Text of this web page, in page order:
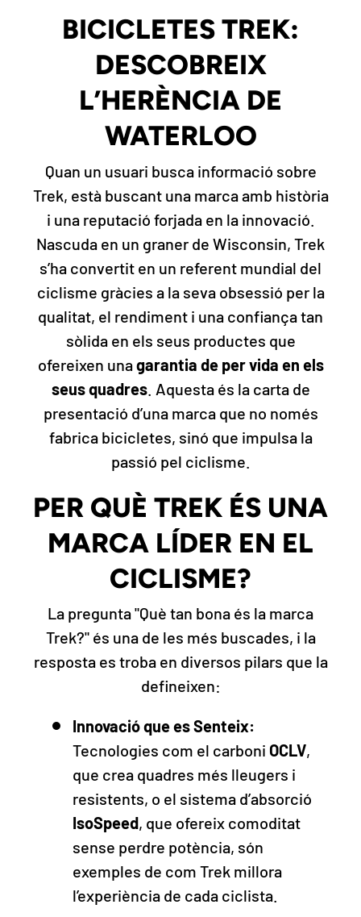
BICICLETES TREK:
DESCOBREIX
L’HERÈNCIA DE
WATERLOO
Quan un usuari busca informació sobre
Trek, està buscant una marca amb història
i una reputació forjada en la innovació.
Nascuda en un graner de Wisconsin, Trek
s’ha convertit en un referent mundial del
ciclisme gràcies a la seva obsessió per la
qualitat, el rendiment i una confiança tan
sòlida en els seus productes que
ofereixen unagarantia de per vida en els
seus quadres. Aquesta és la carta de
presentació d’una marca que no només
fabrica bicicletes, sinó que impulsa la
passió pel ciclisme.
PER QUÈ TREK ÉS UNA
MARCA LÍDER EN EL
CICLISME?
La pregunta "Què tan bona és la marca
Trek?" és una de les més buscades, i la
resposta es troba en diversos pilars que la
defineixen:
Innovació que es Senteix:
Tecnologies com el carboni OCLV,
que crea quadres més lleugers i
resistents, o el sistema d’absorció
IsoSpeed, que ofereix comoditat
sense perdre potència, són
exemples de com Trek millora
l’experiència de cada ciclista.